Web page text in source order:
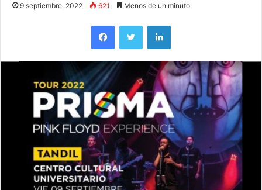
9 septiembre, 2022 621 Menos de un minuto